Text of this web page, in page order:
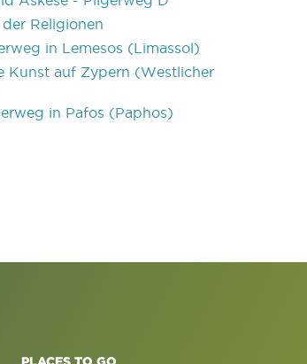
Religionen
in Lemesos (Limassol)
Kunst auf Zypern (Westlicher
in Pafos (Paphos)
PLACES TO GO